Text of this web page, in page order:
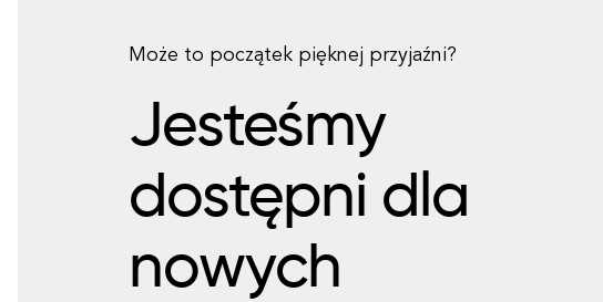
Może to początek pięknej przyjaźni?
Jesteśmy
dostępni dla
nowych